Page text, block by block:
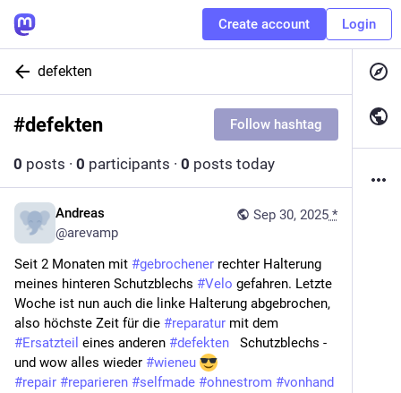
Create account Login
defekten
#defekten Follow hashtag
0 posts · 0 participants · 0 posts today
Sep 30, 2025 *
Andreas
@arevamp
Seit 2 Monaten mit #gebrochener rechter Halterung
meines hinteren Schutzblechs #Velo gefahren. Letzte
Woche ist nun auch die linke Halterung abgebrochen,
also höchste Zeit für die #reparatur
#Ersatzteil eines anderen #defekten
   Schutzblechs -
und wow alles wieder #wieneu
#repair #reparieren #selfmade #ohnestrom #vonhand